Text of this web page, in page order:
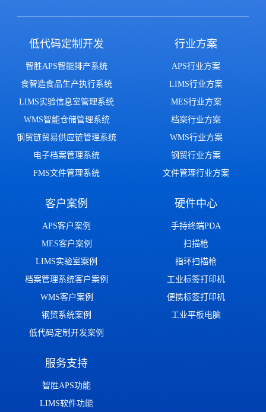
低代码定制开发
智胜APS智能排产系统
食智造食品生产执行系统
LIMS实验信息室管理系统
WMS智能仓储管理系统
钢贸链贸易供应链管理系统
电子档案管理系统
FMS文件管理系统
行业方案
APS行业方案
LIMS行业方案
MES行业方案
档案行业方案
WMS行业方案
钢贸行业方案
文件管理行业方案
客户案例
APS客户案例
MES客户案例
LIMS实验室案例
档案管理系统客户案例
WMS客户案例
钢贸系统案例
低代码定制开发案例
硬件中心
手持终端PDA
扫描枪
指环扫描枪
工业标签打印机
便携标签打印机
工业平板电脑
服务支持
智胜APS功能
LIMS软件功能